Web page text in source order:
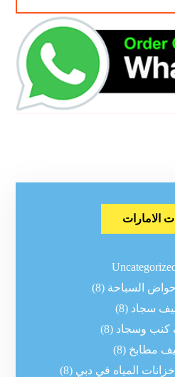
الامارات
السباحة (8)
سجاد (8)
كنب وسجاد (8)
مطابخ (8)
المياه في دبي (8)